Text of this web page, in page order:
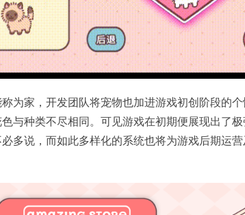
为家，开发团队将宠物也加进游戏初创阶段的
与种类不尽相同。可见游戏在初期便展现出了
多说，而如此多样化的系统也将为游戏后期运